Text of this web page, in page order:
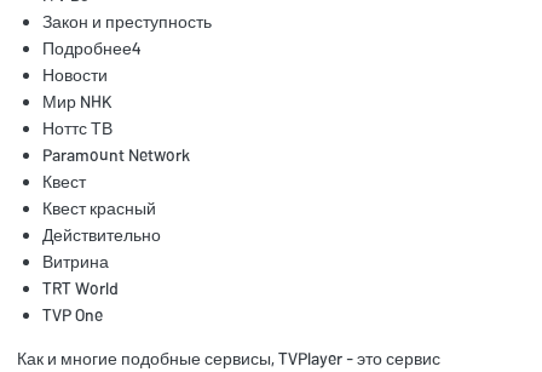
Закон и преступность
Подробнее4
Новости
Мир NHK
Ноттс ТВ
Paramount Network
Квест
Квест красный
Действительно
Витрина
TRT World
TVP One
Как и многие подобные сервисы, TVPlayer - это сервис